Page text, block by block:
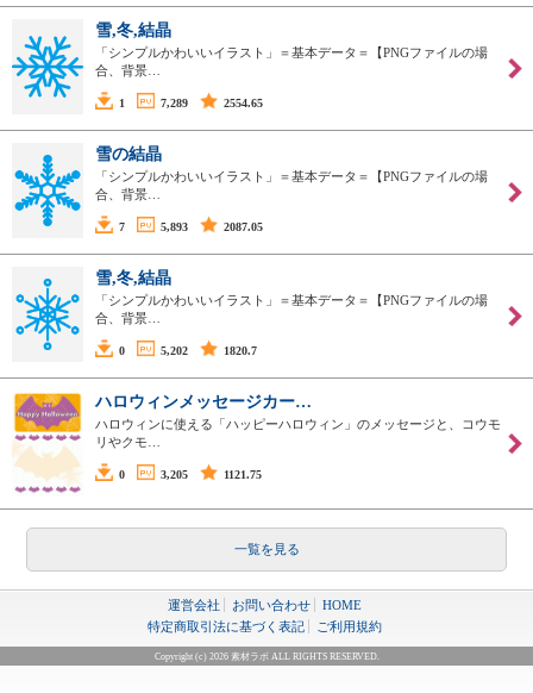
雪,冬,結晶
「シンプルかわいいイラスト」＝基本データ＝【PNGファイルの場
合、背景…
1 7,289 2554.65
雪の結晶
「シンプルかわいいイラスト」＝基本データ＝【PNGファイルの場
合、背景…
7 5,893 2087.05
雪,冬,結晶
「シンプルかわいいイラスト」＝基本データ＝【PNGファイルの場
合、背景…
0 5,202 1820.7
ハロウィンメッセージカー…
ハロウィンに使える「ハッピーハロウィン」のメッセージと、コウモ
リやクモ…
0 3,205 1121.75
一覧を見る
運営会社 お問い合わせ
HOME
特定商取引法に基づく表記
ご利用規約
Copyright (c) 2026 素材ラボ ALL RIGHTS RESERVED.